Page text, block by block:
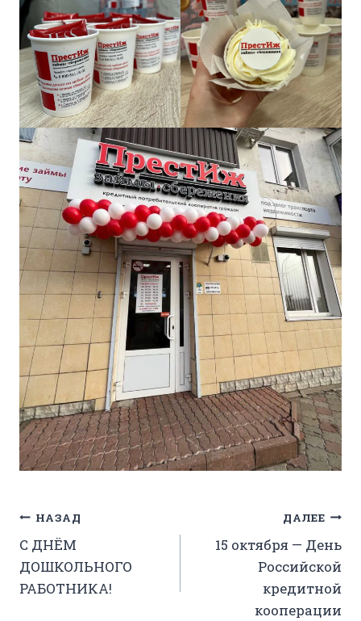
Навигация
по
записям
НАЗАД
С ДНЁМ
ДОШКОЛЬНОГО
РАБОТНИКА!
ДАЛЕЕ
15 октября — День
Российской
кредитной
кооперации